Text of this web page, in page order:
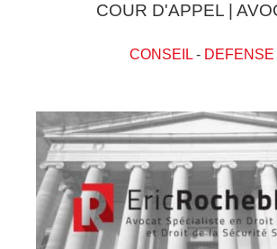
COUR D'APPEL |
CONSEIL- DEFENSE